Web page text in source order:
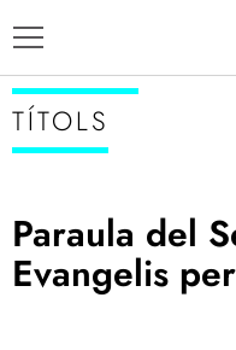
TÍTOLS
AUTORS
TÍTOLS
Paraula del
Evangelis